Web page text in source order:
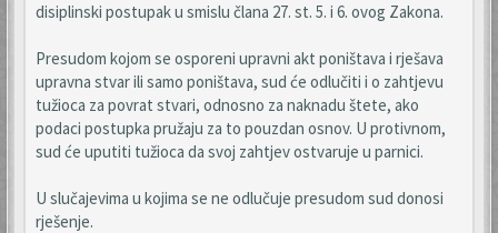
disiplinski postupak u smislu člana 27. st. 5. i 6. ovog Zakona.
Presudom kojom se osporeni upravni akt poništava i rješava
upravna stvar ili samo poništava, sud će odlučiti i o zahtjevu
tužioca za povrat stvari, odnosno za naknadu štete, ako
podaci postupka pružaju za to pouzdan osnov. U protivnom,
sud će uputiti tužioca da svoj zahtjev ostvaruje u parnici.
U slučajevima u kojima se ne odlučuje presudom sud donosi
rješenje.